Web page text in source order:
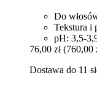
Do
Tekstura i
pH: 3,5-
76,00 zł (760,00
Dostawa do 11